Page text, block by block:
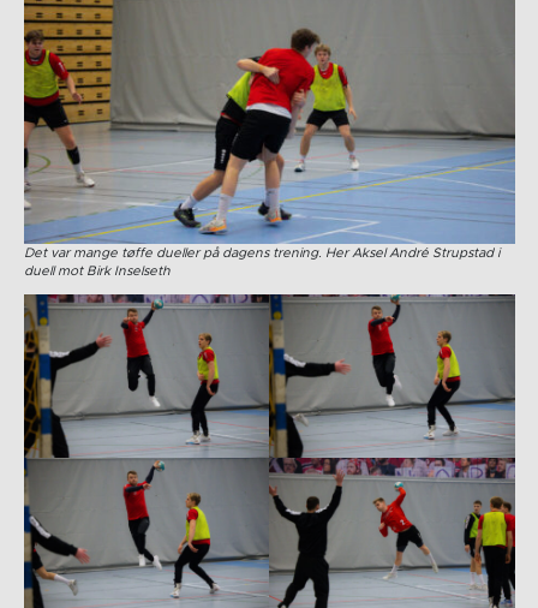
Det var mange tøffe dueller på dagens trening. Her Aksel André Strupstad i
duell mot Birk Inselseth